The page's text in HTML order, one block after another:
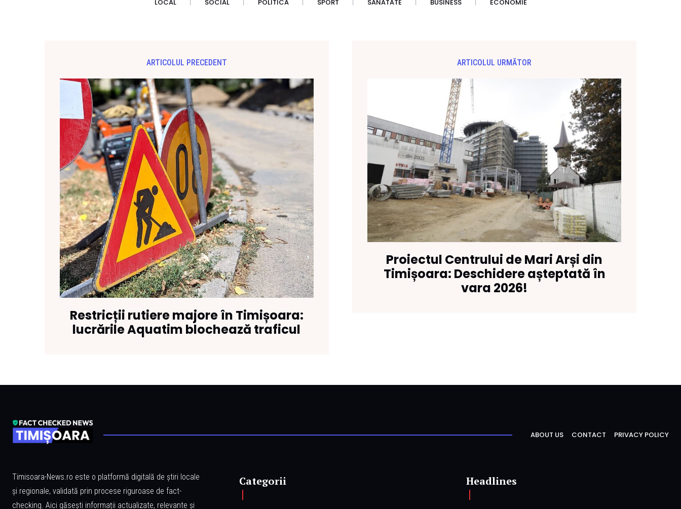
LOCAL SOCIAL POLITICA SPORT SANATATE BUSINESS ECONOMIE
ARTICOLUL PRECEDENT
Restricții rutiere majore în Timișoara:
lucrările Aquatim blochează traficul
ARTICOLUL URMĂTOR
Proiectul Centrului de Mari Arși din
Timișoara: Deschidere așteptată în
vara 2026!
ABOUT US CONTACT PRIVACY POLICY
Timisoara-News.ro este o platformă digitală de știri locale
și regionale, validată prin procese riguroase de fact-
checking. Aici găsești informații actualizate, relevante și
Categorii Headlines